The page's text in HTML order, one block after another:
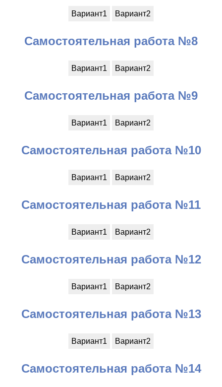
Вариант1 Вариант2
Самостоятельная работа №8
Вариант1 Вариант2
Самостоятельная работа №9
Вариант1 Вариант2
Самостоятельная работа №10
Вариант1 Вариант2
Самостоятельная работа №11
Вариант1 Вариант2
Самостоятельная работа №12
Вариант1 Вариант2
Самостоятельная работа №13
Вариант1 Вариант2
Самостоятельная работа №14